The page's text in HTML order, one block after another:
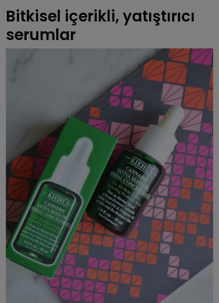
Bitkisel içerikli, yatıştırıcı
serumlar